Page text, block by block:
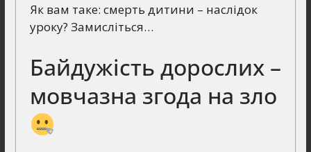
Як вам таке: смерть дитини – наслідок
уроку? Замисліться…
Байдужість дорослих –
мовчазна згода на зло